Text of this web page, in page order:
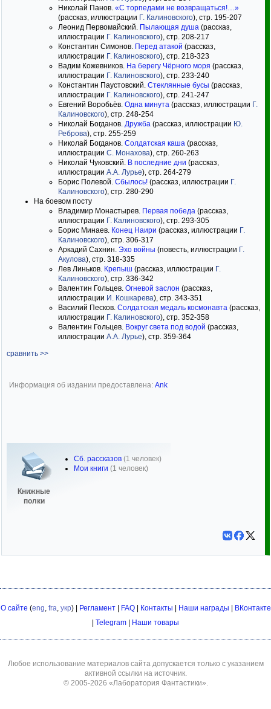
Николай Панов. «С торпедами не возвращаться!…»
(рассказ, иллюстрации Г. Калиновского), стр. 195-207
Леонид Первомайский. Пылающая душа (рассказ,
иллюстрации Г. Калиновского), стр. 208-217
Константин Симонов. Перед атакой (рассказ,
иллюстрации Г. Калиновского), стр. 218-323
Вадим Кожевников. На берегу Чёрного моря (рассказ,
иллюстрации Г. Калиновского), стр. 233-240
Константин Паустовский. Стеклянные бусы (рассказ,
иллюстрации Г. Калиновского), стр. 241-247
Евгений Воробьёв. Одна минута (рассказ, иллюстрации Г.
Калиновского), стр. 248-254
Николай Богданов. Дружба (рассказ, иллюстрации Ю.
Реброва), стр. 255-259
Николай Богданов. Солдатская каша (рассказ,
иллюстрации С. Монахова), стр. 260-263
Николай Чуковский. В последние дни (рассказ,
иллюстрации А.А. Лурье), стр. 264-279
Борис Полевой. Сбылось! (рассказ, иллюстрации Г.
Калиновского), стр. 280-290
На боевом посту
Владимир Монастырев. Первая победа (рассказ,
иллюстрации Г. Калиновского), стр. 293-305
Борис Минаев. Конец Наири (рассказ, иллюстрации Г.
Калиновского), стр. 306-317
Аркадий Сахнин. Эхо войны (повесть, иллюстрации Г.
Акулова), стр. 318-335
Лев Линьков. Крепыш (рассказ, иллюстрации Г.
Калиновского), стр. 336-342
Валентин Гольцев. Огневой заслон (рассказ,
иллюстрации И. Кошкарева), стр. 343-351
Василий Песков. Солдатская медаль космонавта (рассказ,
иллюстрации Г. Калиновского), стр. 352-358
Валентин Гольцев. Вокруг света под водой (рассказ,
иллюстрации А.А. Лурье), стр. 359-364
сравнить >>
Информация об издании предоставлена: Ank
Книжные
полки
Сб. рассказов (1 человек)
Мои книги (1 человек)
О сайте (eng, fra, укр) | Регламент| FAQ| Контакты Наши награды
ВКонтакте
Telegram Наши товары
Любое использование материалов сайта допускается только с указанием
активной ссылки на источник.
© 2005-2026 «Лаборатория Фантастики».